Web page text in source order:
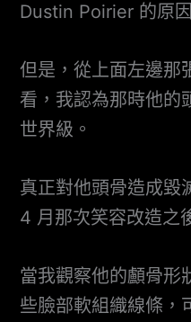
Dustin Poirier 的原
但是，從上面左邊那
看，我認為那時他的
世界級。
真正對他頭骨造成毀
4 月那次笑容改造之
當我觀察他的顱骨形
些臉部軟組織線條，